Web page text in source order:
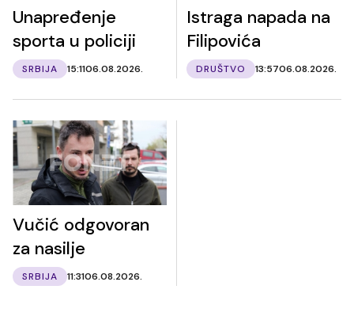
Unapređenje
sporta u policiji
SRBIJA 15:1106.08.2026.
Istraga napada na
Filipovića
DRUŠTVO 13:5706.08.2026.
Vučić odgovoran
za nasilje
SRBIJA 11:3106.08.2026.